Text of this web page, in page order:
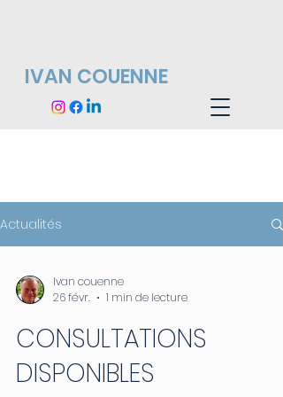
IVAN COUENNE
Actualités
Ivan couenne
26 févr.
1 min de lecture
CONSULTATIONS
DISPONIBLES